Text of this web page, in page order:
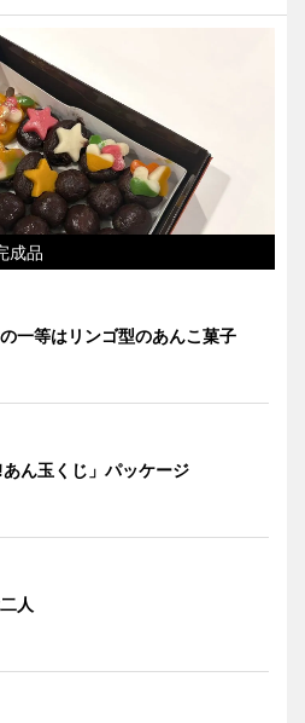
成品
一等はリンゴ型のあんこ菓子
あん玉くじ」パッケージ
人